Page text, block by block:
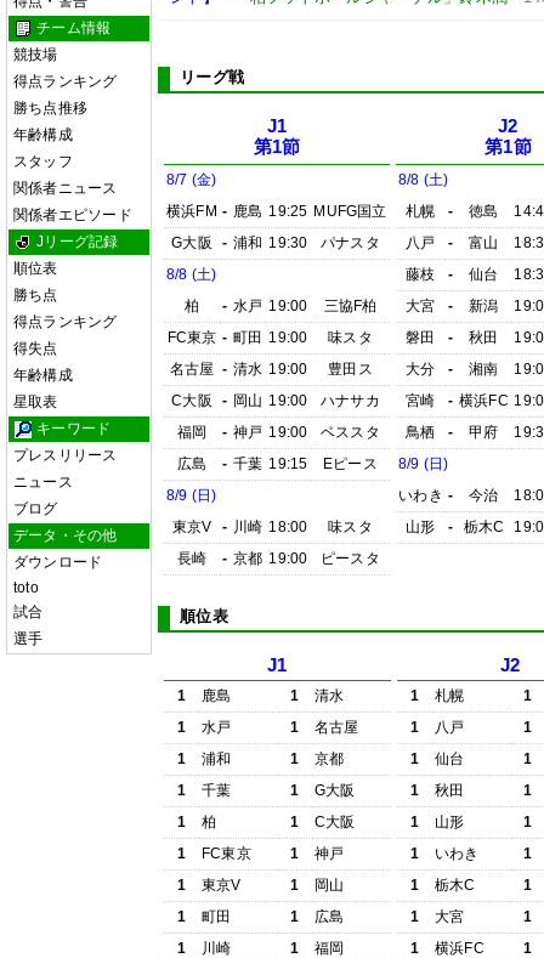
チーム情報
競技場
得点ランキング
勝ち点推移
年齢構成
スタッフ
関係者ニュース
関係者エピソード
Jリーグ記録
順位表
勝ち点
得点ランキング
得失点
年齢構成
星取表
キーワード
プレスリリース
ニュース
ブログ
データ・その他
ダウンロード
toto
試合
選手
リーグ戦
J1
第1節
8/7 (金)
横浜FM - 鹿島 19:25 MUFG国立
G大阪
- 浦和 19:30
パナスタ
8/8 (土)
柏
- 水戸 19:00
三協F柏
FC東京 - 町田 19:00
味スタ
名古屋 - 清水 19:00
豊田ス
C大阪
- 岡山 19:00
ハナサカ
福岡
- 神戸 19:00
ベススタ
広島
- 千葉 19:15
Eピース
8/9 (日)
東京V
- 川崎 18:00
味スタ
長崎
- 京都 19:00 ピースタ
J2
第1節
8/8 (土)
札幌
- 徳島
八戸
- 富山
藤枝
- 仙台
大宮
- 新潟
磐田
- 秋田
大分
- 湘南
宮崎
- 横浜FC
鳥栖
- 甲府
8/9 (日)
いわき - 今治
山形
- 栃木C
順位表
J1
1 鹿島 1
清水
1
水戸 1
名古屋
1
浦和 1
京都
1
千葉 1
G大阪
1
柏 1
C大阪
1
FC東京 1
神戸
1
東京V 1
岡山
1
町田 1
広島
1
川崎 1
福岡
J2
1 札幌
1
1
八戸
1
1
仙台
1
1
秋田
1
1
山形
1
1
いわき
1
1
栃木C
1
1
大宮
1
1
横浜FC
1